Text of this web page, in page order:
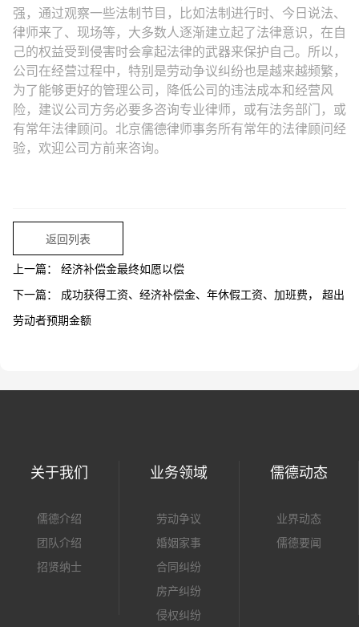
强，通过观察一些法制节目，比如法制进行时、今日说法、
律师来了、现场等，大多数人逐渐建立起了法律意识，在自
己的权益受到侵害时会拿起法律的武器来保护自己。所以，
公司在经营过程中，特别是劳动争议纠纷也是越来越频繁，
为了能够更好的管理公司，降低公司的违法成本和经营风
险，建议公司方务必要多咨询专业律师，或有法务部门，或
有常年法律顾问。北京儒德律师事务所有常年的法律顾问经
验，欢迎公司方前来咨询。
返回列表
上一篇： 经济补偿金最终如愿以偿
下一篇： 成功获得工资、经济补偿金、年休假工资、加班费， 超出
劳动者预期金额
关于我们
儒德介绍
团队介绍
招贤纳士
业务领域
劳动争议
婚姻家事
合同纠纷
房产纠纷
侵权纠纷
儒德动态
业界动态
儒德要闻